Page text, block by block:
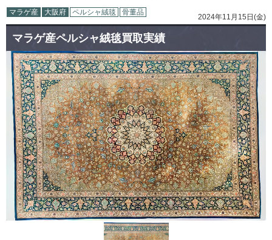
マラゲ産 大阪府 ペルシャ絨毯 骨董品
2024年11月15日(金)
マラゲ産ペルシャ絨毯買取実績